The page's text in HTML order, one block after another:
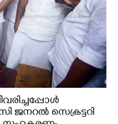
ജനറൽ സെക്രട്ടറി